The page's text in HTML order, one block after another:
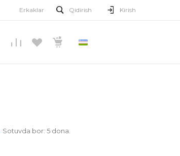
Erkaklar Qidirish Kirish
Sotuvda bor: 5 dona.